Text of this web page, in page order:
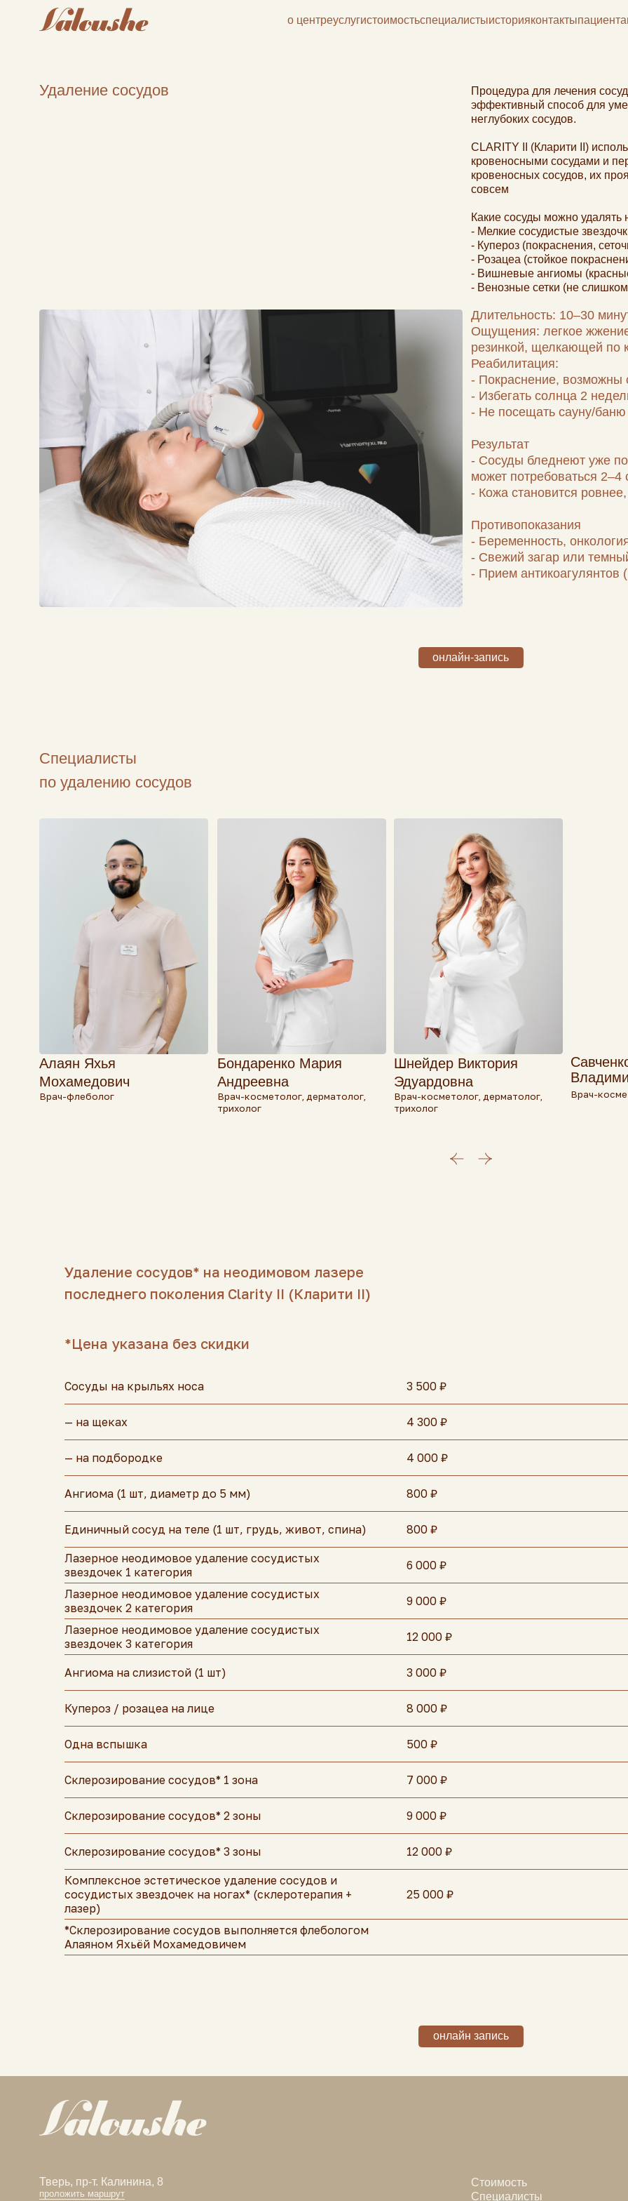
о центреуслугистоимостьспециалистыисторияконтактыпациентам
Длительность: 10–30 минут (зависит
Ощущения: легкое жжение или
резинкой, щелкающей по коже).
Реабилитация:
- Покраснение, возможны синячки
- Избегать солнца 2 недели,
- Не посещать сауну/баню 3–5 дней.
Результат
- Сосуды бледнеют уже после
- Кожа становится ровнее,
Противопоказания
- Беременность, онкология,
- Свежий загар или темный фототип
онлайн-запись
эффективный способ для уменьшения
неглубоких сосудов.
кровеносными сосудами и передает
кровеносных сосудов, их проявления
Какие сосуды можно удалять на Clarity II
- Купероз (покраснения, сеточки на щеках,
- Розацеа (стойкое покраснение).
- Вишневые ангиомы (красные точки на
- Венозные сетки (не слишком крупные)
Врач-косметолог,
Бондаренко Мария
Андреевна
Врач-косметолог, дерматолог,
Шнейдер Виктория
Эдуардовна
Врач-косметолог, дерматолог,
Мохамедович
Врач-флеболог
Удаление сосудов* на неодимовом лазере
последнего поколения Clarity II (Кларити II)
*Цена указана без скидки
Сосуды на крыльях носа 3 500 ₽
— на щеках 4 300 ₽
— на подбородке 4 000 ₽
Ангиома (1 шт, диаметр до 5 мм) 800 ₽
Единичный сосуд на теле (1 шт, грудь, живот, спина) 800 ₽
Лазерное неодимовое удаление сосудистых
звездочек 1 категория
6 000 ₽
Лазерное неодимовое удаление сосудистых
звездочек 2 категория
9 000 ₽
Лазерное неодимовое удаление сосудистых
звездочек 3 категория
12 000 ₽
Ангиома на слизистой (1 шт) 3 000 ₽
Купероз / розацеа на лице 8 000 ₽
Одна вспышка 500 ₽
Склерозирование сосудов* 1 зона 7 000 ₽
Склерозирование сосудов* 2 зоны 9 000 ₽
Склерозирование сосудов* 3 зоны 12 000 ₽
Комплексное эстетическое удаление сосудов и
сосудистых звездочек на ногах* (склеротерапия +
лазер)
25 000 ₽
*Склерозирование сосудов выполняется флебологом
Алаяном Яхьёй Мохамедовичем
онлайн запись
Тверь, пр-т. Калинина, 8
Политика конфиденциальности
© 2025 - 2026 | VALOUSHE — центр эстетической
косметологии